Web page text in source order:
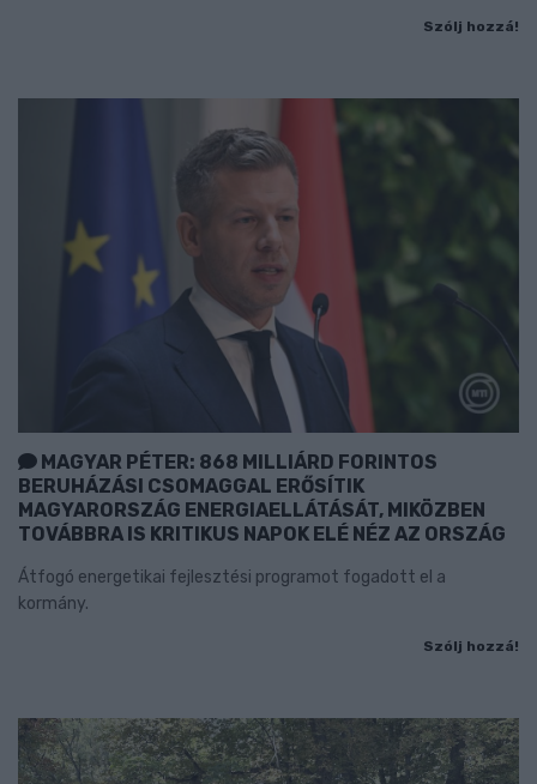
Szólj hozzá!
MAGYAR PÉTER: 868 MILLIÁRD FORINTOS
BERUHÁZÁSI CSOMAGGAL ERŐSÍTIK
MAGYARORSZÁG ENERGIAELLÁTÁSÁT, MIKÖZBEN
TOVÁBBRA IS KRITIKUS NAPOK ELÉ NÉZ AZ ORSZÁG
Átfogó energetikai fejlesztési programot fogadott el a
kormány.
Szólj hozzá!